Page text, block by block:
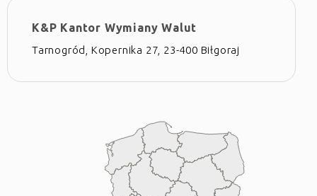
K&P Kantor Wymiany Walut
Tarnogród, Kopernika 27, 23-400 Biłgoraj